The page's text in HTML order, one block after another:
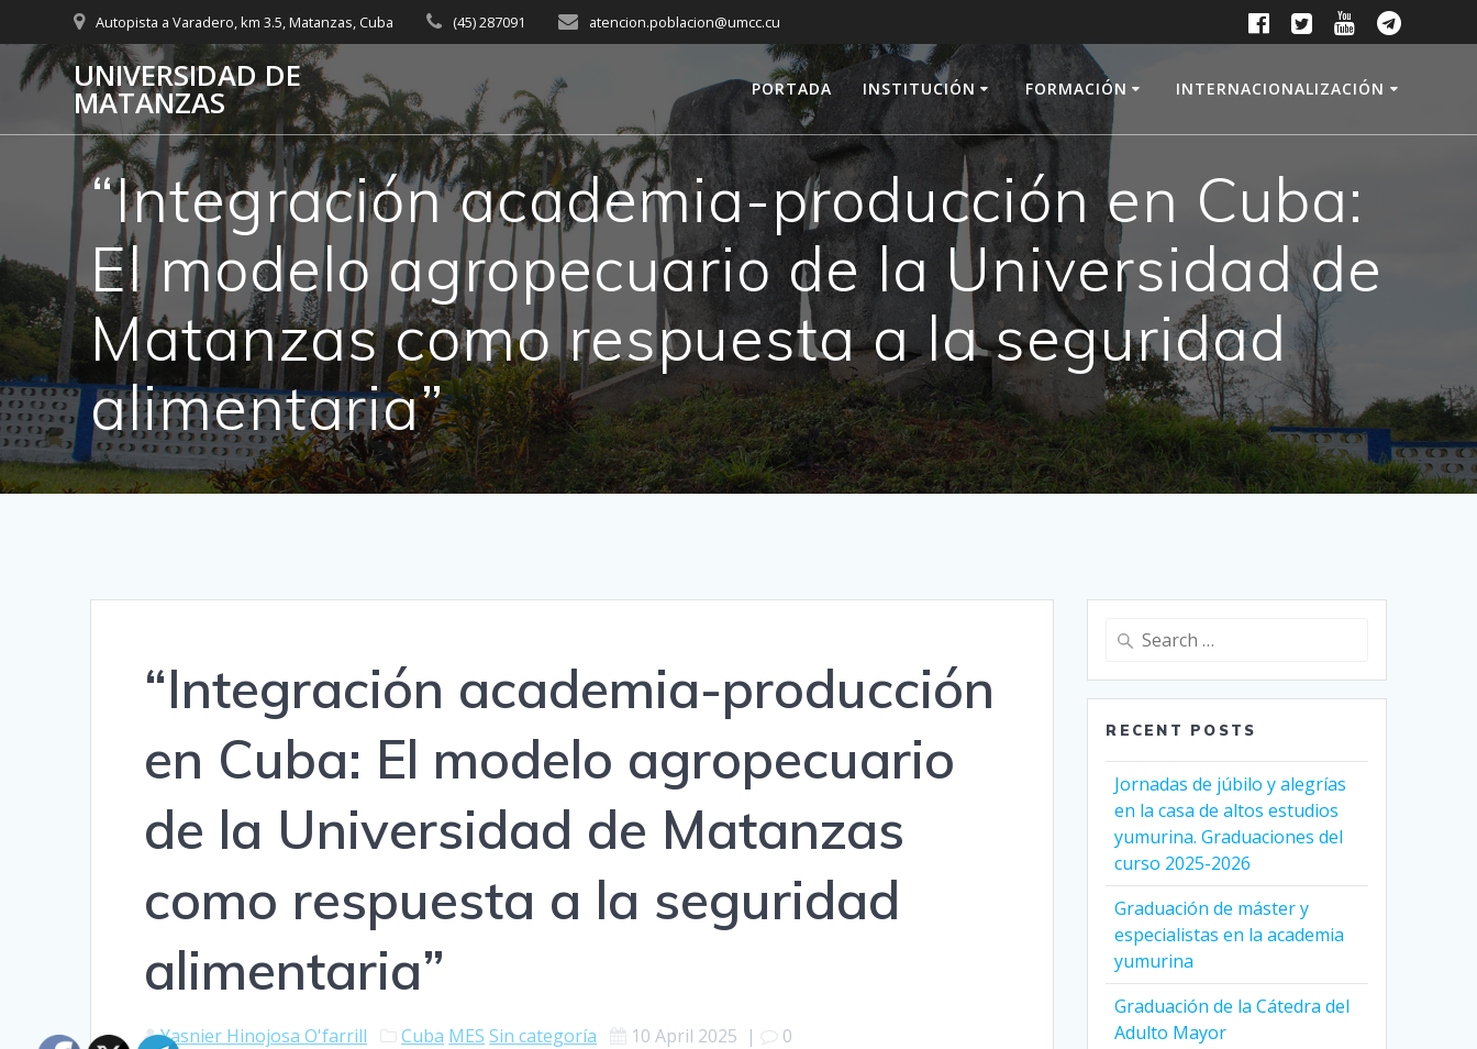
to
content
Autopista a Varadero, km 3.5, Matanzas, Cuba (45) 287091 atencion.poblacion@umcc.cu
UNIVERSIDAD DE
MATANZAS PORTADA INSTITUCIÓN FORMACIÓN INTERNACIONALIZACIÓN
“Integración academia-producción en Cuba:
El modelo agropecuario de la Universidad de
Matanzas como respuesta a la seguridad
alimentaria”
“Integración academia-producción
en Cuba: El modelo agropecuario
de la Universidad de Matanzas
como respuesta a la seguridad
alimentaria”
Yasnier Hinojosa O'farrill Cuba MES Sin categoría 10 April 2025 | 0
Search
RECENT POSTS
Jornadas de júbilo y alegrías
en la casa de altos estudios
yumurina. Graduaciones del
curso 2025-2026
Graduación de máster y
especialistas en la academia
yumurina
Graduación de la Cátedra del
Adulto Mayor